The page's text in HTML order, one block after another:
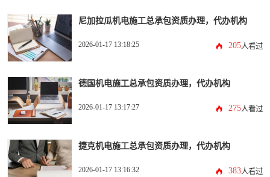
尼加拉瓜机电施工总承包资质办理，代办机构
2026-01-17 13:18:25 205人看过
德国机电施工总承包资质办理，代办机构
2026-01-17 13:17:27 275人看过
捷克机电施工总承包资质办理，代办机构
2026-01-17 13:16:32 383人看过